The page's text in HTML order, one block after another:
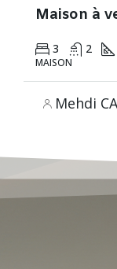
Maison à
3 2
MAISON
Mehdi